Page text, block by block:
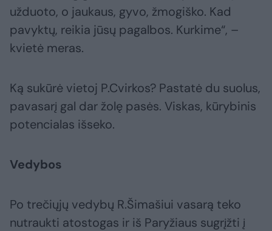
užduoto, o jaukaus, gyvo, žmogiško. Kad
pavyktų, reikia jūsų pagalbos. Kurkime“, –
kvietė meras.
Ką sukūrė vietoj P.Cvirkos? Pastatė du suolus,
pavasarį gal dar žolę pasės. Viskas, kūrybinis
potencialas išseko.
Vedybos
Po trečiųjų vedybų R.Šimašiui vasarą teko
nutraukti atostogas ir iš Paryžiaus sugrįžti į